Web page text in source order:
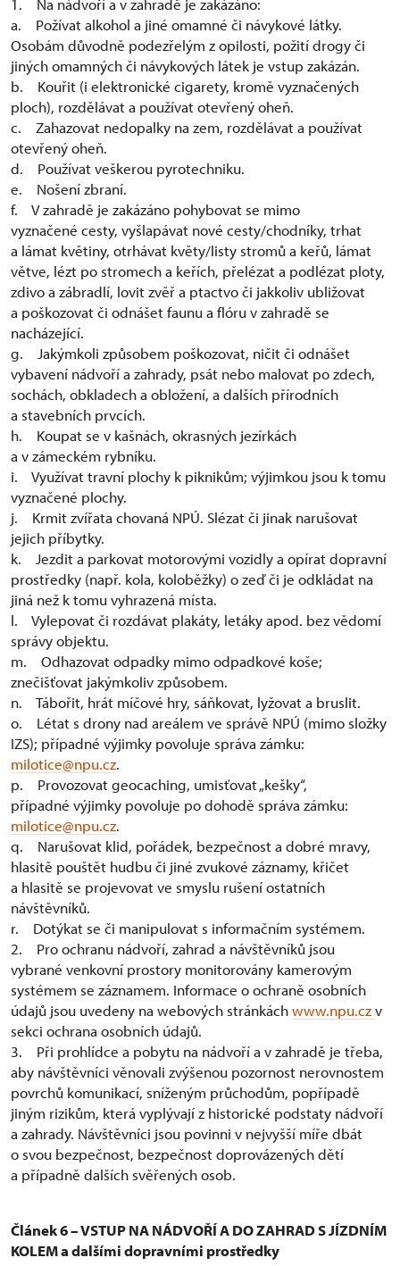
1. Na nádvoří a v zahradě je zakázáno:
a. Požívat alkohol a jiné omamné či návykové látky.
Osobám důvodně podezřelým z opilosti, požití drogy či
jiných omamných či návykových látek je vstup zakázán.
b. Kouřit (i elektronické cigarety, kromě vyznačených
ploch), rozdělávat a používat otevřený oheň.
c. Zahazovat nedopalky na zem, rozdělávat a používat
otevřený oheň.
d. Používat veškerou pyrotechniku.
e. Nošení zbraní.
f. V zahradě je zakázáno pohybovat se mimo
vyznačené cesty, vyšlapávat nové cesty/chodníky, trhat
a lámat květiny, otrhávat květy/listy stromů a keřů, lámat
větve, lézt po stromech a keřích, přelézat a podlézat ploty,
zdivo a zábradlí, lovit zvěř a ptactvo či jakkoliv ubližovat
a poškozovat či odnášet faunu a flóru v zahradě se
nacházející.
g. Jakýmkoli způsobem poškozovat, ničit či odnášet
vybavení nádvoří a zahrady, psát nebo malovat po zdech,
sochách, obkladech a obložení, a dalších přírodních
a stavebních prvcích.
h. Koupat se v kašnách, okrasných jezírkách
a v zámeckém rybníku.
i. Využívat travní plochy k piknikům; výjimkou jsou k tomu
vyznačené plochy.
j. Krmit zvířata chovaná NPÚ. Slézat či jinak narušovat
jejich příbytky.
k. Jezdit a parkovat motorovými vozidly a opírat dopravní
prostředky (např. kola, koloběžky) o zeď či je odkládat na
jiná než k tomu vyhrazená místa.
l. Vylepovat či rozdávat plakáty, letáky apod. bez vědomí
správy objektu.
m. Odhazovat odpadky mimo odpadkové koše;
znečišťovat jakýmkoliv způsobem.
n. Tábořit, hrát míčové hry, sáňkovat, lyžovat a bruslit.
o. Létat s drony nad areálem ve správě NPÚ (mimo složky
IZS); případné výjimky povoluje správa zámku:
milotice@npu.cz.
p. Provozovat geocaching, umisťovat „kešky“,
případné výjimky povoluje po dohodě správa zámku:
milotice@npu.cz.
q. Narušovat klid, pořádek, bezpečnost a dobré mravy,
hlasitě pouštět hudbu či jiné zvukové záznamy, křičet
a hlasitě se projevovat ve smyslu rušení ostatních
návštěvníků.
r. Dotýkat se či manipulovat s informačním systémem.
2. Pro ochranu nádvoří, zahrad a návštěvníků jsou
vybrané venkovní prostory monitorovány kamerovým
systémem se záznamem. Informace o ochraně osobních
údajů jsou uvedeny na webových stránkáchwww.npu.czv
sekci ochrana osobních údajů.
3. Při prohlídce a pobytu na nádvoří a v zahradě je třeba,
aby návštěvníci věnovali zvýšenou pozornost nerovnostem
povrchů komunikací, sníženým průchodům, popřípadě
jiným rizikům, která vyplývají z historické podstaty nádvoří
a zahrady. Návštěvníci jsou povinni v nejvyšší míře dbát
o svou bezpečnost, bezpečnost doprovázených dětí
a případně dalších svěřených osob.
Článek 6 – VSTUP NA NÁDVOŘÍ A DO ZAHRAD S JÍZDNÍM
KOLEM a dalšími dopravními prostředky